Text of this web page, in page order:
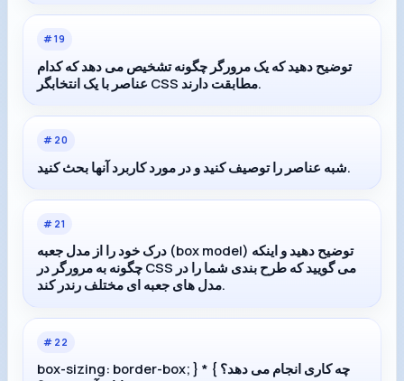
#19
توضیح دهید که یک مرورگر چگونه تشخیص می دهد که کدام
عناصر با یک انتخابگر CSS مطابقت دارند.
# 20
شبه عناصر را توصیف کنید و در مورد کاربرد آنها بحث کنید.
# 21
درک خود را از مدل جعبه (box model) توضیح دهید و اینکه
چگونه به مرورگر در CSS می گویید که طرح بندی شما را در
مدل های جعبه ای مختلف رندر کند.
# 22
box-sizing: border-box; } * { چه کاری انجام می دهد؟